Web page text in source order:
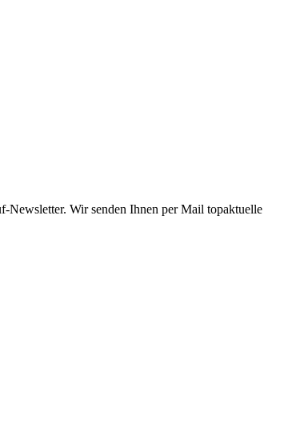
Newsletter. Wir senden Ihnen per Mail topaktuelle